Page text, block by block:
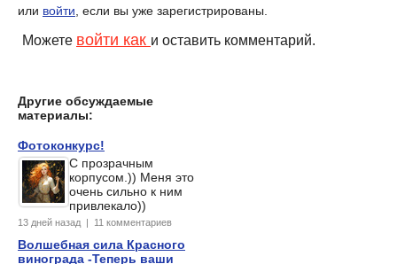
или войти, если вы уже зарегистрированы.
Можете войти как и оставить комментарий.
Другие обсуждаемые
материалы:
Фотоконкурс!
С прозрачным
корпусом.)) Меня это
очень сильно к ним
привлекало))
13 дней назад | 11 комментариев
Волшебная сила Красного
винограда -Теперь ваши